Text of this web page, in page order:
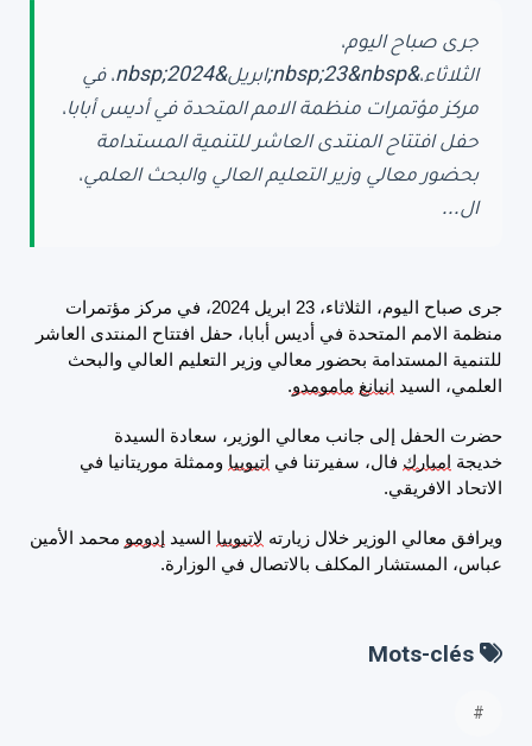
جرى صباح اليوم،
الثلاثاء،&nbsp;23&nbsp;ابريل&nbsp;2024، في
مركز مؤتمرات منظمة الامم المتحدة في أديس أبابا،
حفل افتتاح المنتدى العاشر للتنمية المستدامة
بحضور معالي وزير التعليم العالي والبحث العلمي،
ال...
جرى صباح اليوم، الثلاثاء،23ابريل 2024، في مركز مؤتمرات
منظمة الامم المتحدة في أديس أبابا، حفل افتتاح المنتدى العاشر
للتنمية المستدامة بحضور معالي وزير التعليم العالي والبحث
العلمي، السيدانيانغ مامومدو.
حضرت الحفل إلى جانب معالي الوزير، سعادة السيدة
خديجةامباركفال، سفيرتنا في اتيوبياوممثلة موريتانيا في
الاتحاد الافريقي.
ويرافق معالي الوزير خلال زيارتهلاتيوبياالسيدإدومومحمد الأمين
عباس، المستشار المكلف بالاتصال في الوزارة.
Mots-clés
#